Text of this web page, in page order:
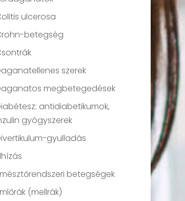
ulcerosa
betegség
szerek
megbetegedések
antidiabetikumok,
gyógyszerek
gyulladás
betegségek
(mellrák)